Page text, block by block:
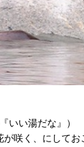
『いい湯だな』）
咲く、にしてお